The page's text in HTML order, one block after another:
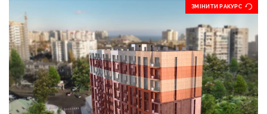
ЗМІНИТИ РАКУРС